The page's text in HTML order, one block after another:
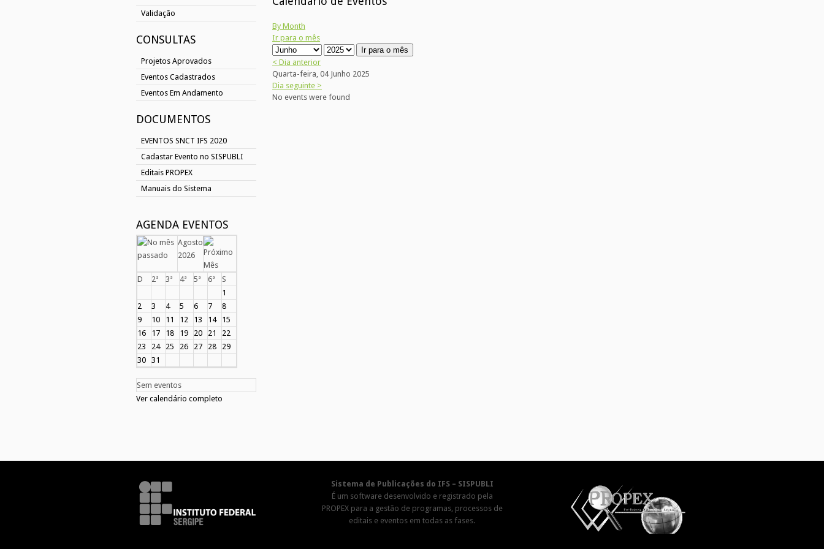
Validação
CONSULTAS
Projetos Aprovados
Eventos Cadastrados
Eventos Em Andamento
DOCUMENTOS
EVENTOS SNCT IFS 2020
Cadastar Evento no SISPUBLI
Editais PROPEX
Manuais do Sistema
AGENDA EVENTOS
Agosto
2026
D 2ª 3ª 4ª 5ª 6ª
S
1
2
3 4 5 6 7
8
9
10 11 12 13 14
15
16
17 18 19 20 21
22
23
24 25 26 27 28
29
30 31
Sem eventos
Ver calendário completo
By Month
Ir para o mês
Ir para o mês
< Dia anterior
Quarta-feira, 04 Junho 2025
Dia seguinte >
No events were found
Sistema de Publicações do IFS – SISPUBLI
É um software desenvolvido e registrado pela
PROPEX para a gestão de programas, processos de
editais e eventos em todas as fases.